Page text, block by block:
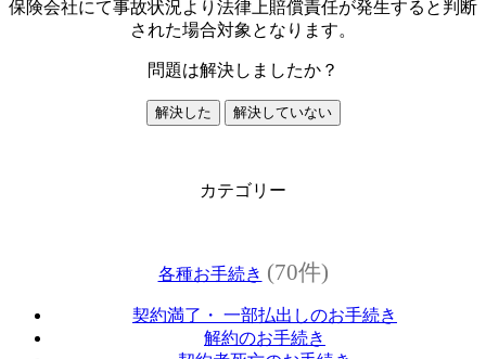
保険会社にて事故状況より法律上賠償責任が発生すると判断
された場合対象となります。
問題は解決しましたか？
解決した 解決していない
カテゴリー
各種お手続き (70件)
契約満了・ 一部払出しのお手続き
解約のお手続き